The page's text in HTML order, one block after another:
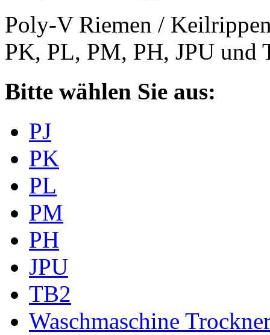
Poly-V Riemen /
PK, PL, PM, PH, JPU und
Bitte wählen Sie aus:
PJ
PK
PL
PM
PH
JPU
TB2
Waschmaschine